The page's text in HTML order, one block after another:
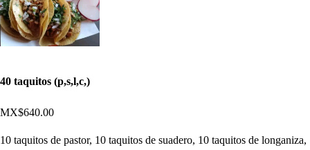
40 taquitos (p,s,l,c,)
MX$640.00
10 taquitos de pastor, 10 taquitos de suadero, 10 taquitos de longaniza,